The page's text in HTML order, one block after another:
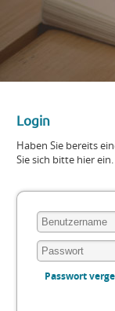
Login
Haben Sie bereits
Sie sich bitte hier ein.
Passwort